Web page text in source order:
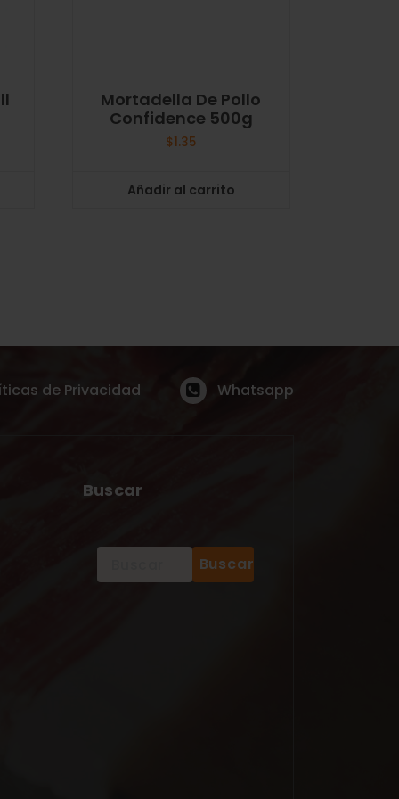
Mortadella De Pollo
Confidence 500g
$1.35
Añadir al carrito
de Privacidad Whatsapp
Buscar